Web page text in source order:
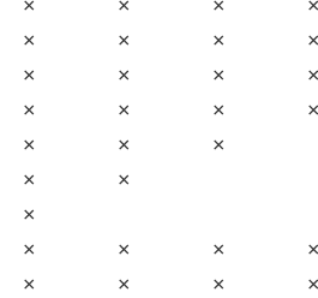
× × ×
× × ×
× × ×
× × ×
× ×
×
×
×
×
× × ×
× × ×